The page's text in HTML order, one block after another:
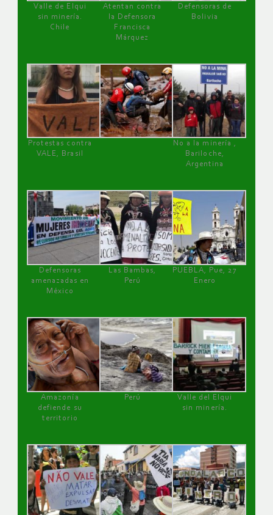
Valle de Elqui
sin minería.
Chile
Atentan contra
la Defensora
Francisca
Márquez
Defensoras de
Bolivia
Protestas contra
VALE, Brasil
No a la minería ,
Bariloche,
Argentina
Defensoras
amenazadas en
México
Las Bambas,
Perú
PUEBLA, Pue, 27
Enero
Amazonía
defiende su
territorio
Perú
Valle del Elqui
sin minería.